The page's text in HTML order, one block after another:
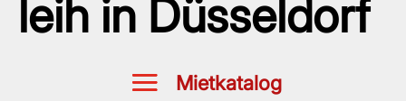
leih in Düsseldorf